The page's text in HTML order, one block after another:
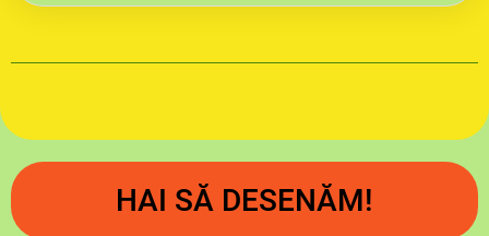
HAI SĂ DESENĂM!